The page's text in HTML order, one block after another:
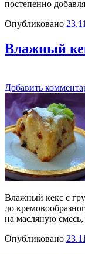
постепенно
Опубликовано
Влажный
Добавить
Влажный кекс с
до
на масляную
Опубликовано